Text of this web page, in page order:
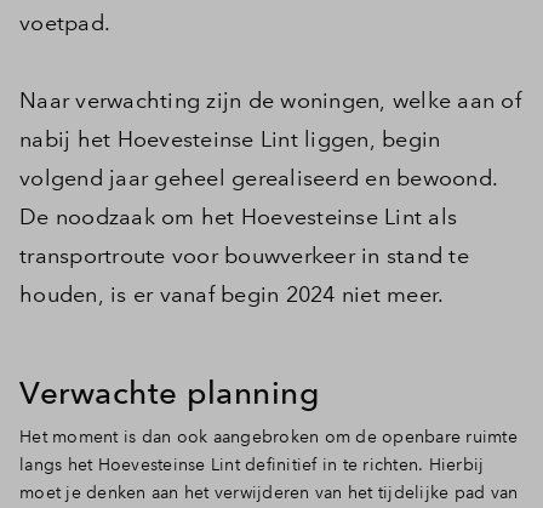
voetpad.
Naar verwachting zijn de woningen, welke aan of
nabij het Hoevesteinse Lint liggen, begin
volgend jaar geheel gerealiseerd en bewoond.
De noodzaak om het Hoevesteinse Lint als
transportroute voor bouwverkeer in stand te
houden, is er vanaf begin 2024 niet meer.
Verwachte planning
Het moment is dan ook aangebroken om de openbare ruimte
langs het Hoevesteinse Lint definitief in te richten. Hierbij
moet je denken aan het verwijderen van het tijdelijke pad van